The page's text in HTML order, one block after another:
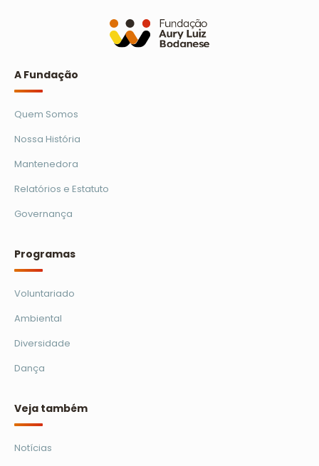
Ler mais
A Fundação
Quem Somos
Nossa História
Mantenedora
Relatórios e Estatuto
Governança
Programas
Voluntariado
Ambiental
Diversidade
Dança
Veja também
Notícias